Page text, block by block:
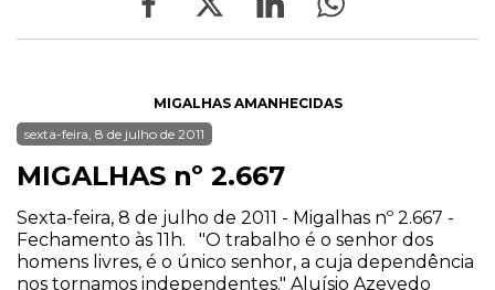
MIGALHAS AMANHECIDAS
sexta-feira, 8 de julho de 2011
MIGALHAS nº 2.667
Sexta-feira, 8 de julho de 2011 - Migalhas nº 2.667 -
Fechamento às 11h. "O trabalho é o senhor dos
homens livres, é o único senhor, a cuja dependência
nos tornamos independentes." Aluísio Azevedo